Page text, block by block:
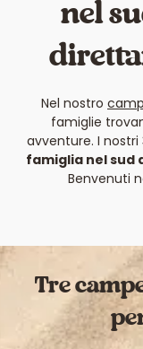
nel
Nel nostro
famiglie
avventure. I
famiglia nel sud
Benvenuti
Tre